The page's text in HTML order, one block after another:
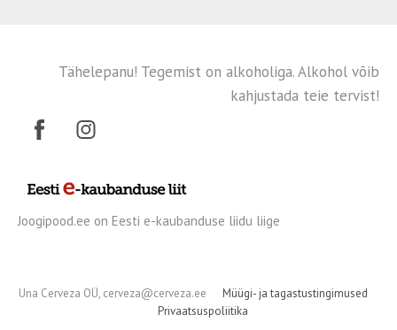
Tähelepanu! Tegemist on alkoholiga. Alkohol võib
kahjustada teie tervist!
Joogipood.ee on Eesti e-kaubanduse liidu liige
Una Cerveza OÜ, cerveza@cerveza.ee
Müügi- ja tagastustingimused
Privaatsuspoliitika